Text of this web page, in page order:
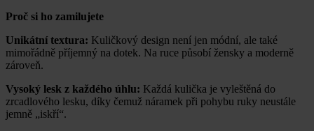
Proč si ho zamilujete
Unikátní textura: Kuličkový design není jen módní, ale také
mimořádně příjemný na dotek. Na ruce působí žensky a moderně
zároveň.
Vysoký lesk z každého úhlu: Každá kulička je vyleštěná do
zrcadlového lesku, díky čemuž náramek při pohybu ruky neustále
jemně „iskří“.